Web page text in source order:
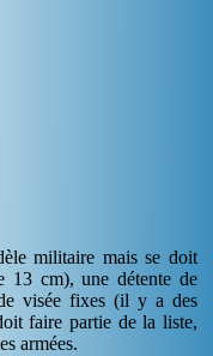
militaire mais se doit
13 cm), une détente de
visée fixes (il y a des
faire partie de la liste,
armées.